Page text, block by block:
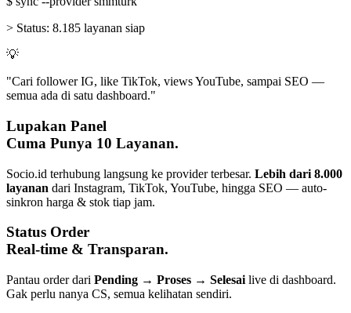
> Status: 8.185 layanan siap
💡
"Cari follower IG, like TikTok, views YouTube, sampai SEO —
semua ada di satu dashboard."
Lupakan Panel
Cuma Punya 10 Layanan.
Socio.id terhubung langsung ke provider terbesar. Lebih dari 8.000
layanan dari Instagram, TikTok, YouTube, hingga SEO — auto-
sinkron harga & stok tiap jam.
Status Order
Real-time & Transparan.
Pantau order dari Pending → Proses → Selesai live di dashboard.
Gak perlu nanya CS, semua kelihatan sendiri.